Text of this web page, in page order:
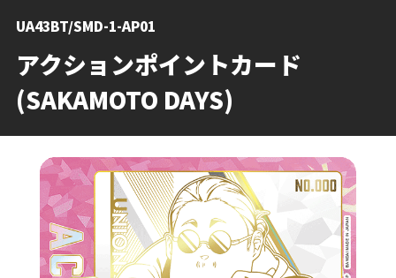
アクションポイントカード
(SAKAMOTO DAYS)
UA43BT/SMD-1-AP01